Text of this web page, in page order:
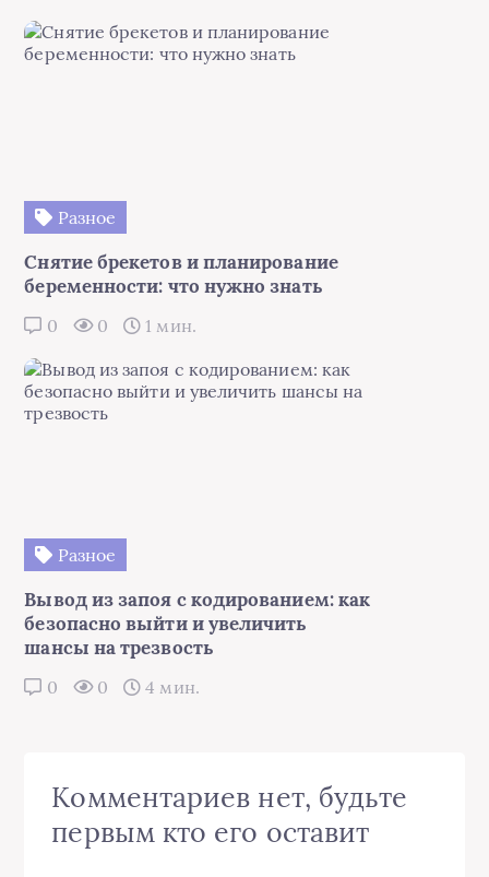
Разное
Снятие брекетов и планирование
беременности: что нужно знать
0 0 1 мин.
Разное
Вывод из запоя с кодированием: как
безопасно выйти и увеличить
шансы на трезвость
0 0 4 мин.
Комментариев нет, будьте
первым кто его оставит